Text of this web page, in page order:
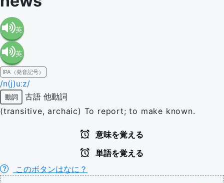
英
語（米
国）
(en-US)
英
語（イ
ギリ
IPA（発音記号）
/n(j)uːz/
動詞 古語 他動詞
(transitive, archaic) To report; to make known.
意味を覚える
単語を覚える
このボタンはなに？